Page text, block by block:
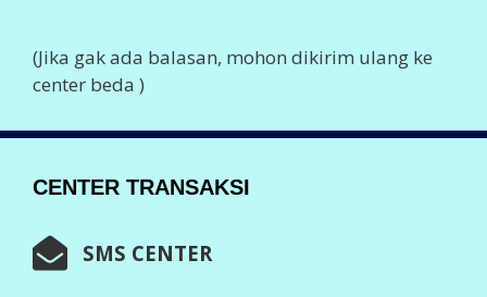
(Jika gak ada balasan, mohon dikirim ulang ke
center beda )
CENTER TRANSAKSI
SMS CENTER